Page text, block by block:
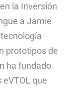
la Inversión
a Jamie
prototipos de
ha fundado
que